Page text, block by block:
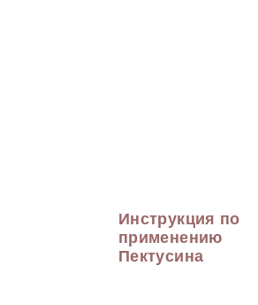
Инструкция по
применению
Пектусина